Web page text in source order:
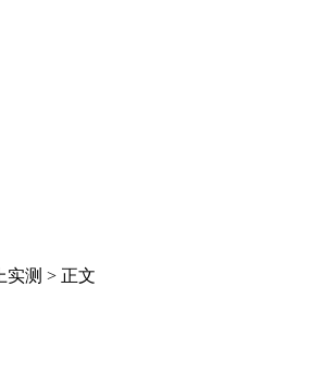
实测 > 正文